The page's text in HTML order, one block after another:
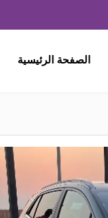
الصفحة الرئيسية